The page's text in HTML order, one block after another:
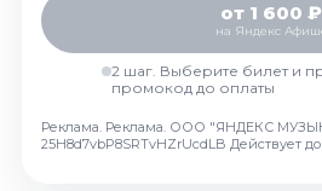
События
Август 2026
Октябрь 2026
от 1 600 ₽
на Яндекс
2 шаг. Выберите билет и
промокод до оплаты
Реклама. Реклама. ООО "ЯНДЕКС
25H8d7vbP8SRTvHZrUcdLB Действует до